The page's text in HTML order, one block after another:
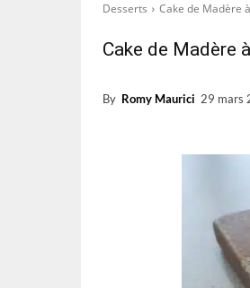
Desserts Cake de Madère
Cake de Madère
By Romy Maurici 29 mars